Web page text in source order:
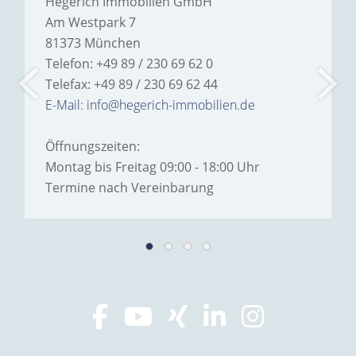
Am Westpark 7
81373 München
Telefon: +49 89 / 230 69 62 0
Telefax: +49 89 / 230 69 62 44
E-Mail: info@hegerich-immobilien.de
Öffnungszeiten:
Montag bis Freitag 09:00 - 18:00 Uhr
Termine nach Vereinbarung